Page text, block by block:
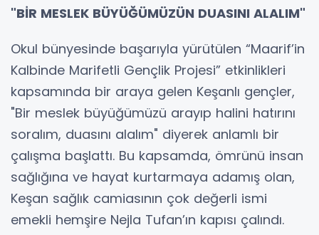
"BİR MESLEK BÜYÜĞÜMÜZÜN DUASINI ALALIM"
Okul bünyesinde başarıyla yürütülen “Maarif’in
Kalbinde Marifetli Gençlik Projesi” etkinlikleri
kapsamında bir araya gelen Keşanlı gençler,
"Bir meslek büyüğümüzü arayıp halini hatırını
soralım, duasını alalım" diyerek anlamlı bir
çalışma başlattı. Bu kapsamda, ömrünü insan
sağlığına ve hayat kurtarmaya adamış olan,
Keşan sağlık camiasının çok değerli ismi
emekli hemşire Nejla Tufan’ın kapısı çalındı.